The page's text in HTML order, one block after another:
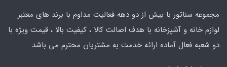
مجموعه سناتور با بیش از دو دهه فعالیت مداوم با برند های معتبر
لوازم خانه و آشپزخانه با هدف اصالت کالا ، کیفیت بالا ، قیمت ویژه با
دو شعبه فعال آماده ارائه خدمت به مشتریان محترم می باشد.